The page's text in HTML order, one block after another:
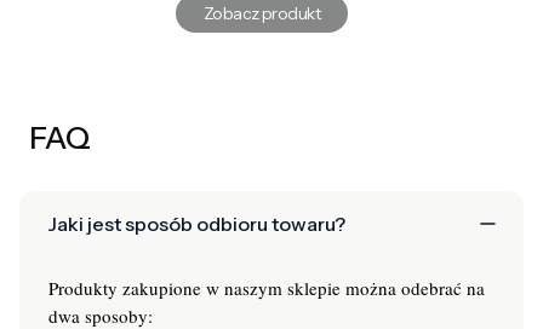
Zobacz produkt
FAQ
Jaki jest sposób odbioru towaru?
Produkty zakupione w naszym sklepie można odebrać na
dwa sposoby: